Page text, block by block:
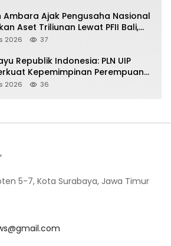
Ambara Ajak Pengusaha Nasional
Aset Triliunan Lewat PFII Bali,
Investor Global
2026 37
Republik Indonesia: PLN UIP
Kepemimpinan Perempuan
Movement 2026
2026 36
5-7, Kota Surabaya, Jawa Timur